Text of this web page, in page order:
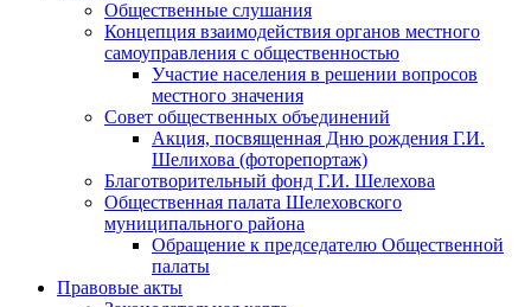
Общественные слушания
Концепция взаимодействия органов местного
самоуправления с общественностью
Участие населения в решении вопросов
местного значения
Совет общественных объединений
Акция, посвященная Дню рождения Г.И.
Шелихова (фоторепортаж)
Благотворительный фонд Г.И. Шелехова
Общественная палата Шелеховского
муниципального района
Обращение к председателю Общественной
палаты
Правовые акты